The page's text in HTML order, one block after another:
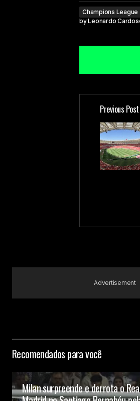
Champions League
byLeonardo
O seu
Comment*
Previous Post
Advertisement
Recomendados para você
Milan surpreende e derrota o